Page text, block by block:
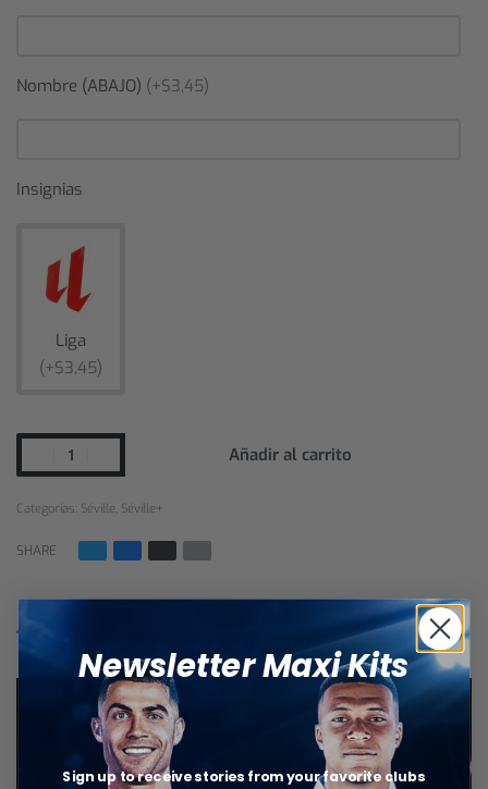
Nombre (ABAJO) (+$3,45)
Insignias
Liga
(+$3,45)
Añadir al carrito
Categorías: Séville Séville+
SHARE
También te recomendamos…
Newsletter Maxi Kits
Sign up to receive stories from your favorite clubs